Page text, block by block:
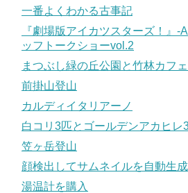
一番よくわかる古事記
『劇場版アイカツスターズ！』-
ッフトークショーvol.2
まつぶし緑の丘公園と竹林カフ
前掛山登山
カルディイタリアーノ
白コリ3匹とゴールデンアカヒレ
笠ヶ岳登山
顔検出してサムネイルを自動生成
湯温計を購入